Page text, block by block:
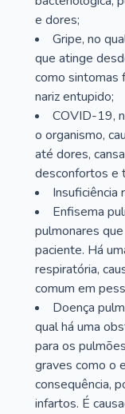
e dores;
Gripe, no
que atinge
como sintomas
nariz entupido;
COVID-19,
o organismo,
até dores,
desconfortos e
Insuficiência
Enfisema
pulmonares
paciente. Há
respiratória,
comum em
Doença
qual há uma
para os
graves como o
consequência,
infartos. É